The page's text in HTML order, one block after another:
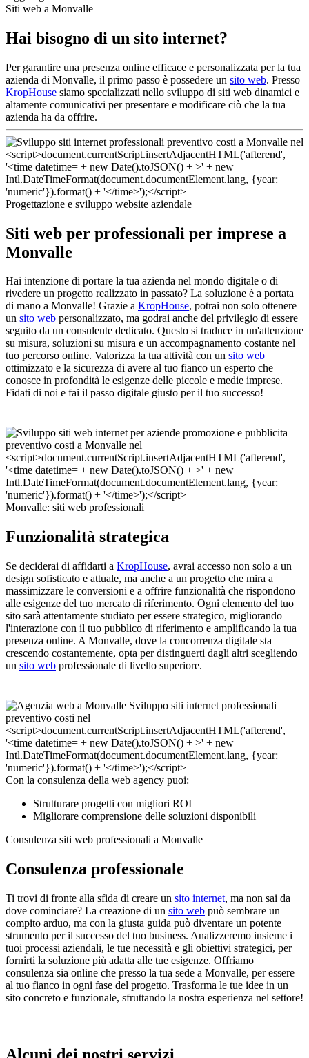
Siti web a Monvalle
Hai bisogno di un sito internet?
Per garantire una presenza online efficace e personalizzata per la tua
azienda di Monvalle, il primo passo è possedere un sito web. Presso
KropHouse siamo specializzati nello sviluppo di siti web dinamici e
altamente comunicativi per presentare e modificare ciò che la tua
azienda ha da offrire.
Progettazione e sviluppo website aziendale
Siti web per professionali per imprese a
Monvalle
Hai intenzione di portare la tua azienda nel mondo digitale o di
rivedere un progetto realizzato in passato? La soluzione è a portata
di mano a Monvalle! Grazie a KropHouse, potrai non solo ottenere
un sito web personalizzato, ma godrai anche del privilegio di essere
seguito da un consulente dedicato. Questo si traduce in un'attenzione
su misura, soluzioni su misura e un accompagnamento costante nel
tuo percorso online. Valorizza la tua attività con un sito web
ottimizzato e la sicurezza di avere al tuo fianco un esperto che
conosce in profondità le esigenze delle piccole e medie imprese.
Fidati di noi e fai il passo digitale giusto per il tuo successo!
Monvalle: siti web professionali
Funzionalità strategica
Se deciderai di affidarti a KropHouse, avrai accesso non solo a un
design sofisticato e attuale, ma anche a un progetto che mira a
massimizzare le conversioni e a offrire funzionalità che rispondono
alle esigenze del tuo mercato di riferimento. Ogni elemento del tuo
sito sarà attentamente studiato per essere strategico, migliorando
l'interazione con il tuo pubblico di riferimento e amplificando la tua
presenza online. A Monvalle, dove la concorrenza digitale sta
crescendo costantemente, opta per distinguerti dagli altri scegliendo
un sito web professionale di livello superiore.
Con la consulenza della web agency puoi:
Strutturare progetti con migliori ROI
Migliorare comprensione delle soluzioni disponibili
Consulenza siti web professionali a Monvalle
Consulenza professionale
Ti trovi di fronte alla sfida di creare un sito internet, ma non sai da
dove cominciare? La creazione di un sito web può sembrare un
compito arduo, ma con la giusta guida può diventare un potente
strumento per il successo del tuo business. Analizzeremo insieme i
tuoi processi aziendali, le tue necessità e gli obiettivi strategici, per
fornirti la soluzione più adatta alle tue esigenze. Offriamo
consulenza sia online che presso la tua sede a Monvalle, per essere
al tuo fianco in ogni fase del progetto. Trasforma le tue idee in un
sito concreto e funzionale, sfruttando la nostra esperienza nel settore!